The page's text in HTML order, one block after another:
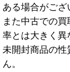
ある場合がござ
また中古での
率とは大きく異
未開封商品の
ん。